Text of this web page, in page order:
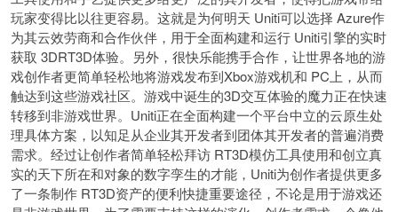
玩家变得比以往更容易。这就是为何明天 Uniti可以选择 Azure作
为其云效劳商和合作伙伴，用于全面构建和运行 Uniti引擎的实时
获取 3DRT3D体验。另外，很快乐能携手合作，让世界各地的游
戏创作者更简单轻松地将游戏发布到Xbox游戏机和 PC上，从而
触达到这些游戏社区。游戏中诞生的3D交互体验的魔力正在快速
转移到非游戏世界。Uniti正在全面构建一个平台中立的云原生处
理具体方案，以知足从企业其开发者到团体其开发者的普遍消费
需求。经过让创作者简单轻松拜访 RT3D模仿工具使用和创立真
实的天下所在和对象的数字孪生的才能，Uniti为创作者提供更多
了一条制作 RT3D资产的便利快捷重要途径，不论是用于游戏还